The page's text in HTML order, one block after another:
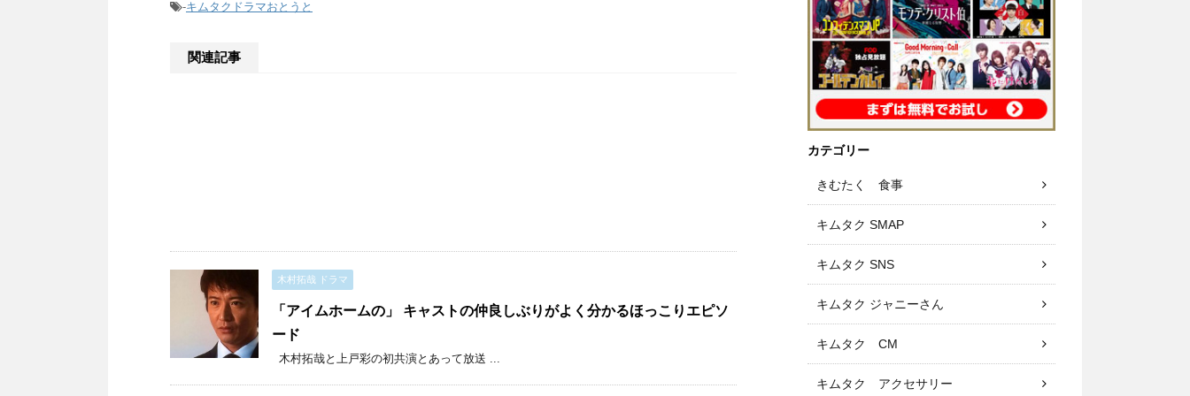
-キムタクドラマおとうと
関連記事
木村拓哉 ドラマ
「アイムホームの」 キャストの仲良しぶりがよく分かるほっこりエピソ
ード
木村拓哉と上戸彩の初共演とあって放送 ...
カテゴリー
きむたく 食事
キムタク SMAP
キムタク SNS
キムタク ジャニーさん
キムタク CM
キムタク アクセサリー